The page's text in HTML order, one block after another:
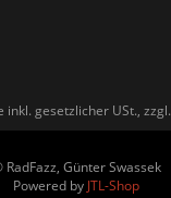
inkl. gesetzlicher USt., zzgl.
RadFazz, Günter Swassek
Powered by JTL-Shop